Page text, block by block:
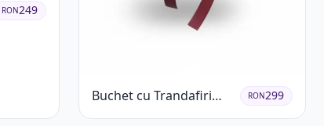
RON249
Buchet cu Trandafiri
Roșii și Garoafe Roz Pal
RON299